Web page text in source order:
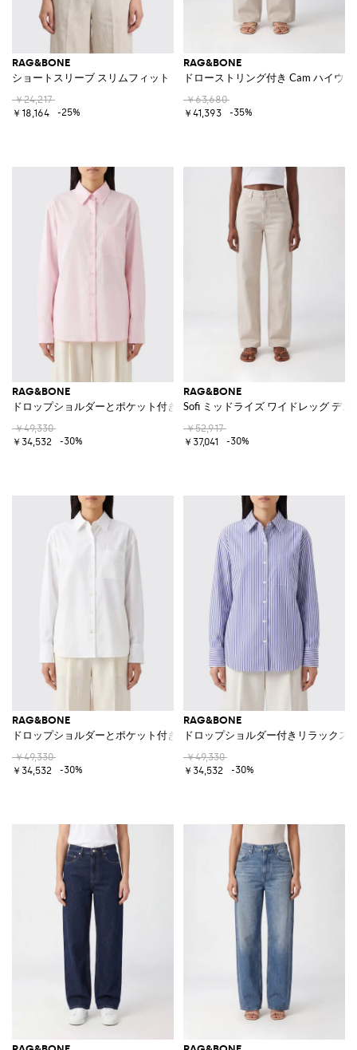
RAG&BONE
ショートスリーブ スリムフィット ストレッチコットン クルーネックTシ
￥24,217
￥18,164
-25%
RAG&BONE
ドローストリング付き Cam ハイウ
￥63,680
￥41,393
-35%
RAG&BONE
ドロップショルダーとポケット付き リラックスフィット コットンポプリ
￥49,330
￥34,532
-30%
RAG&BONE
Sofi ミッドライズ ワイドレッグ デニ
￥52,917
￥37,041
-30%
RAG&BONE
ドロップショルダーとポケット付き リラックスフィット コットンポプリ
￥49,330
￥34,532
-30%
RAG&BONE
ドロップショルダー付きリラックス
￥49,330
￥34,532
-30%